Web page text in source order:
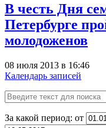
В честь Дня
Петербурге
молодоженов
08 июля 2013 в 16:46
Календарь записей
За какой период: от